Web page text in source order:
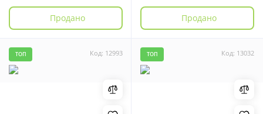
Продано Продано
Код: 12993
ТОП Код: 13032
ТОП